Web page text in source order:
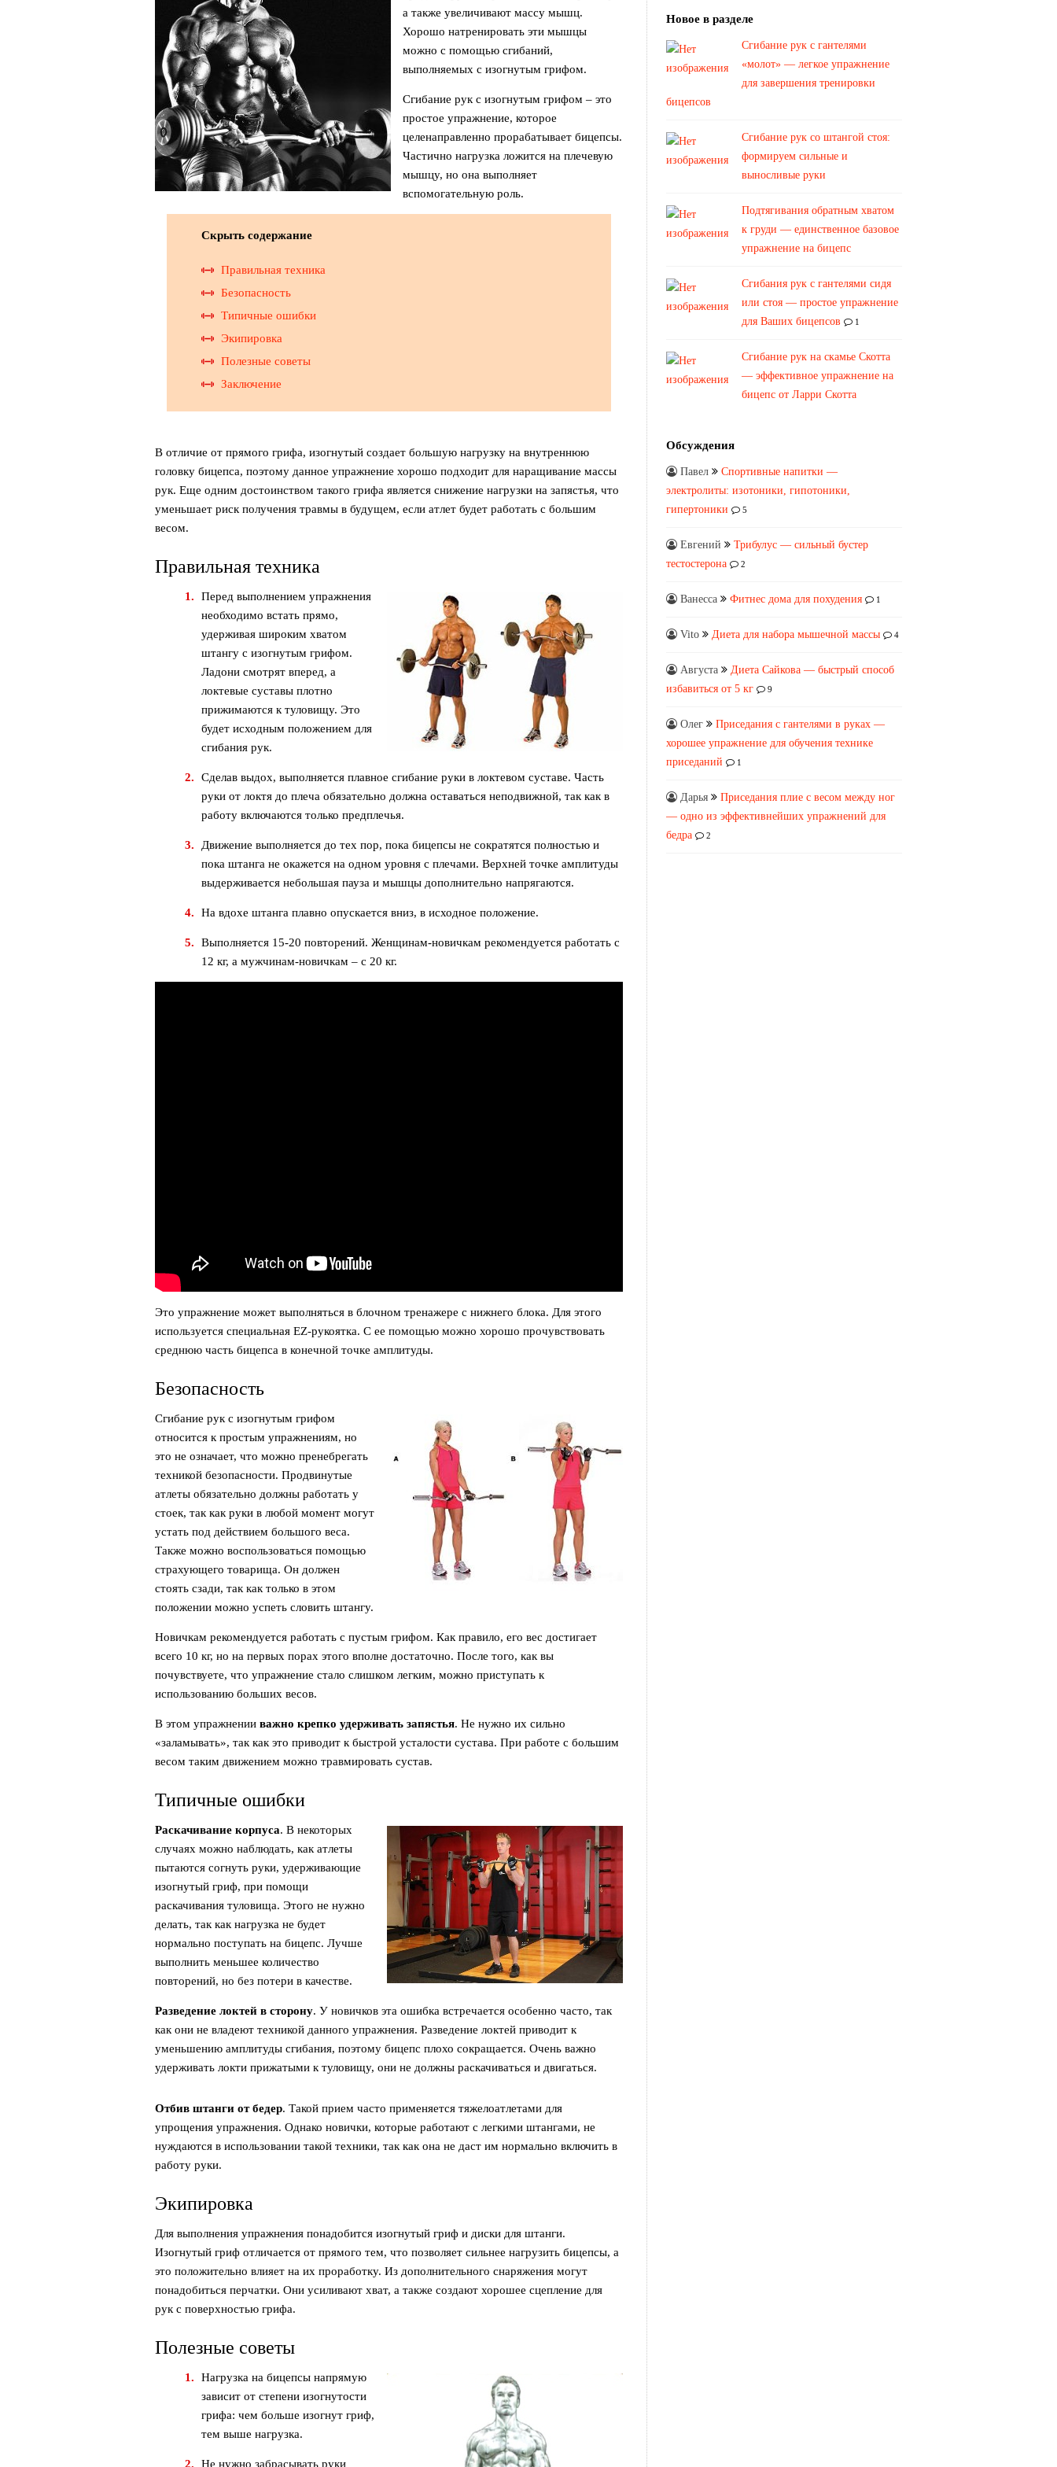
а также увеличивают массу мышц.
Хорошо натренировать эти мышцы
можно с помощью сгибаний,
выполняемых с изогнутым грифом.
Сгибание рук с изогнутым грифом – это
простое упражнение, которое
целенаправленно прорабатывает бицепсы.
Частично нагрузка ложится на плечевую
мышцу, но она выполняет
вспомогательную роль.
Скрыть содержание
Правильная техника
Безопасность
Типичные ошибки
Экипировка
Полезные советы
Заключение
В отличие от прямого грифа, изогнутый создает большую нагрузку на внутреннюю
головку бицепса, поэтому данное упражнение хорошо подходит для наращивание массы
рук. Еще одним достоинством такого грифа является снижение нагрузки на запястья, что
уменьшает риск получения травмы в будущем, если атлет будет работать с большим
весом.
Правильная техника
Перед выполнением упражнения
необходимо встать прямо,
удерживая широким хватом
штангу с изогнутым грифом.
Ладони смотрят вперед, а
локтевые суставы плотно
прижимаются к туловищу. Это
будет исходным положением для
сгибания рук.
Сделав выдох, выполняется плавное сгибание руки в локтевом суставе. Часть
руки от локтя до плеча обязательно должна оставаться неподвижной, так как в
работу включаются только предплечья.
Движение выполняется до тех пор, пока бицепсы не сократятся полностью и
пока штанга не окажется на одном уровня с плечами. Верхней точке амплитуды
выдерживается небольшая пауза и мышцы дополнительно напрягаются.
На вдохе штанга плавно опускается вниз, в исходное положение.
Выполняется 15-20 повторений. Женщинам-новичкам рекомендуется работать с
12 кг, а мужчинам-новичкам – с 20 кг.
Это упражнение может выполняться в блочном тренажере с нижнего блока. Для этого
используется специальная EZ-рукоятка. С ее помощью можно хорошо прочувствовать
среднюю часть бицепса в конечной точке амплитуды.
Безопасность
Сгибание рук с изогнутым грифом
относится к простым упражнениям, но
это не означает, что можно пренебрегать
техникой безопасности. Продвинутые
атлеты обязательно должны работать у
стоек, так как руки в любой момент могут
устать под действием большого веса.
Также можно воспользоваться помощью
страхующего товарища. Он должен
стоять сзади, так как только в этом
положении можно успеть словить штангу.
Новичкам рекомендуется работать с пустым грифом. Как правило, его вес достигает
всего 10 кг, но на первых порах этого вполне достаточно. После того, как вы
почувствуете, что упражнение стало слишком легким, можно приступать к
использованию больших весов.
В этом упражнении важно крепко удерживать запястья. Не нужно их сильно
«заламывать», так как это приводит к быстрой усталости сустава. При работе с большим
весом таким движением можно травмировать сустав.
Типичные ошибки
Раскачивание корпуса. В некоторых
случаях можно наблюдать, как атлеты
пытаются согнуть руки, удерживающие
изогнутый гриф, при помощи
раскачивания туловища. Этого не нужно
делать, так как нагрузка не будет
нормально поступать на бицепс. Лучше
выполнить меньшее количество
повторений, но без потери в качестве.
Разведение локтей в сторону. У новичков эта ошибка встречается особенно часто, так
как они не владеют техникой данного упражнения. Разведение локтей приводит к
уменьшению амплитуды сгибания, поэтому бицепс плохо сокращается. Очень важно
удерживать локти прижатыми к туловищу, они не должны раскачиваться и двигаться.
Отбив штанги от бедер. Такой прием часто применяется тяжелоатлетами для
упрощения упражнения. Однако новички, которые работают с легкими штангами, не
нуждаются в использовании такой техники, так как она не даст им нормально включить в
работу руки.
Экипировка
Для выполнения упражнения понадобится изогнутый гриф и диски для штанги.
Изогнутый гриф отличается от прямого тем, что позволяет сильнее нагрузить бицепсы, а
это положительно влияет на их проработку. Из дополнительного снаряжения могут
понадобиться перчатки. Они усиливают хват, а также создают хорошее сцепление для
рук с поверхностью грифа.
Полезные советы
Нагрузка на бицепсы напрямую
зависит от степени изогнутости
грифа: чем больше изогнут гриф,
тем выше нагрузка.
Не нужно забрасывать руки
Новое в разделе
Сгибание рук с гантелями
«молот» — легкое упражнение
для завершения тренировки
бицепсов
Сгибание рук со штангой стоя:
формируем сильные и
выносливые руки
Подтягивания обратным хватом
к груди — единственное базовое
упражнение на бицепс
Сгибания рук с гантелями сидя
или стоя — простое упражнение
для Ваших бицепсов
1
Сгибание рук на скамье Скотта
— эффективное упражнение на
бицепс от Ларри Скотта
Обсуждения
Павел
Спортивные напитки —
электролиты: изотоники, гипотоники,
гипертоники
5
Евгений
Трибулус — сильный бустер
тестостерона
2
Ванесса Фитнес дома для похудения 1
Vito Диета для набора мышечной массы 4
Августа
Диета Сайкова — быстрый способ
избавиться от 5 кг
9
Олег
Приседания с гантелями в руках —
хорошее упражнение для обучения технике
приседаний
1
Дарья
Приседания плие с весом между ног
— одно из эффективнейших упражнений для
бедра
2